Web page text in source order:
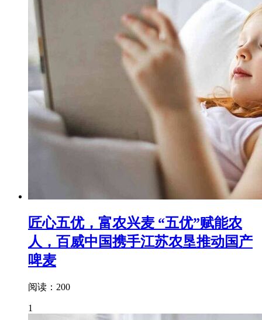
匠心五优，富农兴麦 “五优”赋能农
人，百威中国携手江苏农垦推动国产
啤麦
阅读：200
1